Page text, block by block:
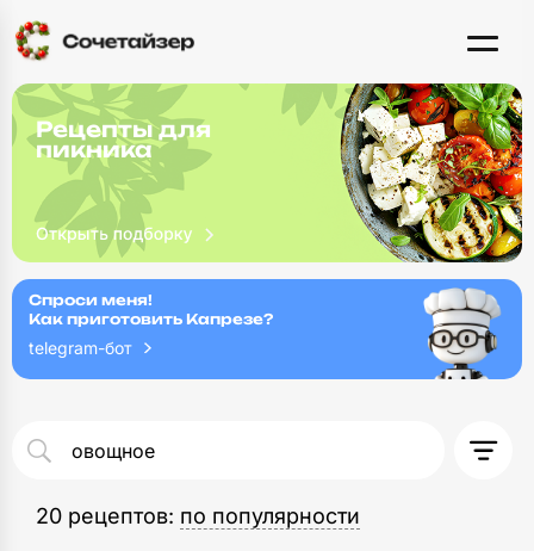
Рецепты для
пикника
Спроси меня!
Как приготовить Капрезе?
telegram-бот
20 рецептов: